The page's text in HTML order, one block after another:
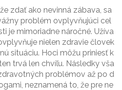
zdať ako nevinná zábava, sa
problém ovplyvňujúci cel
je mimoriadne náročné. Užíva
nielen zdravie človek
situáciu. Hoci môžu priniesť k
trvá len chvíľu. Následky vša
problémov až po d
neznamená to, že pre ne